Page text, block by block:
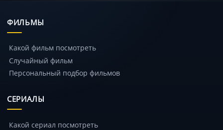
ФИЛЬМЫ
Какой фильм посмотреть
Случайный фильм
Персональный подбор фильмов
СЕРИАЛЫ
Какой сериал посмотреть